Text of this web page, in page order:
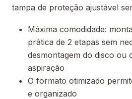
tampa de proteção ajustável
Máxima comodidade:
prática de 2 etapas sem
desmontagem do disco ou
aspiração
O formato otimizado
e organizado